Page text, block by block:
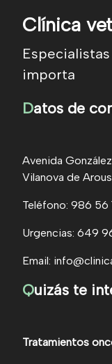
Clínica
importa
Datos de
Avenida
Vilanova de
Teléfono: 986 56
Urgencias: 649
Email:
Quizás te
Tratamientos